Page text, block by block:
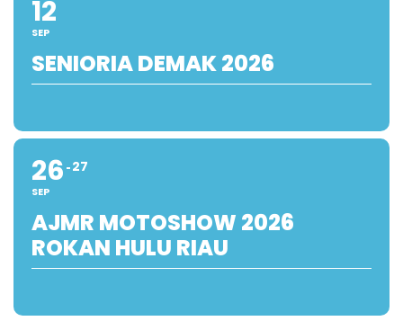
12
SEP
SENIORIA DEMAK 2026
26
SEP
27
AJMR MOTOSHOW 2026
ROKAN HULU RIAU